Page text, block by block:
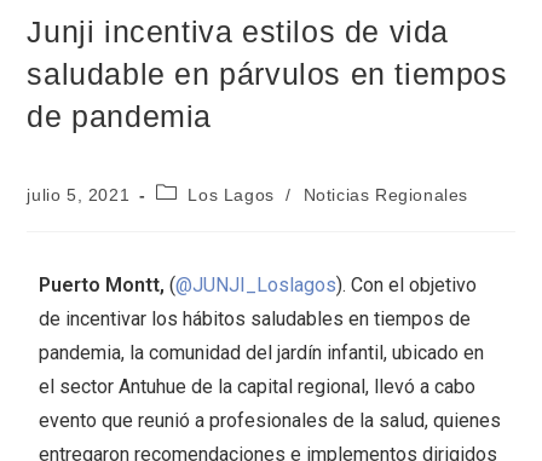
Junji incentiva estilos de vida
saludable en párvulos en tiempos
de pandemia
julio 5, 2021 Los Lagos / Noticias Regionales
Puerto Montt, (@JUNJI_Loslagos). Con el objetivo
de incentivar los hábitos saludables en tiempos de
pandemia, la comunidad del jardín infantil, ubicado en
el sector Antuhue de la capital regional, llevó a cabo
evento que reunió a profesionales de la salud, quienes
entregaron recomendaciones e implementos dirigidos